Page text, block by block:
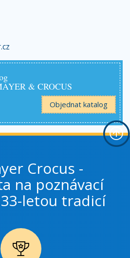
& CROCUS
Objednat katalog
Crocus -
na poznávací
letou tradicí